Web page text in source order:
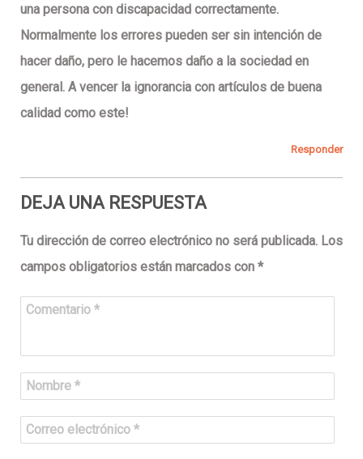
una persona con discapacidad correctamente.
Normalmente los errores pueden ser sin intención de
hacer daño, pero le hacemos daño a la sociedad en
general. A vencer la ignorancia con artículos de buena
calidad como este!
Responder
DEJA UNA RESPUESTA
Tu dirección de correo electrónico no será publicada. Los
campos obligatorios están marcados con *
Comentario *
Nombre *
Correo electrónico *